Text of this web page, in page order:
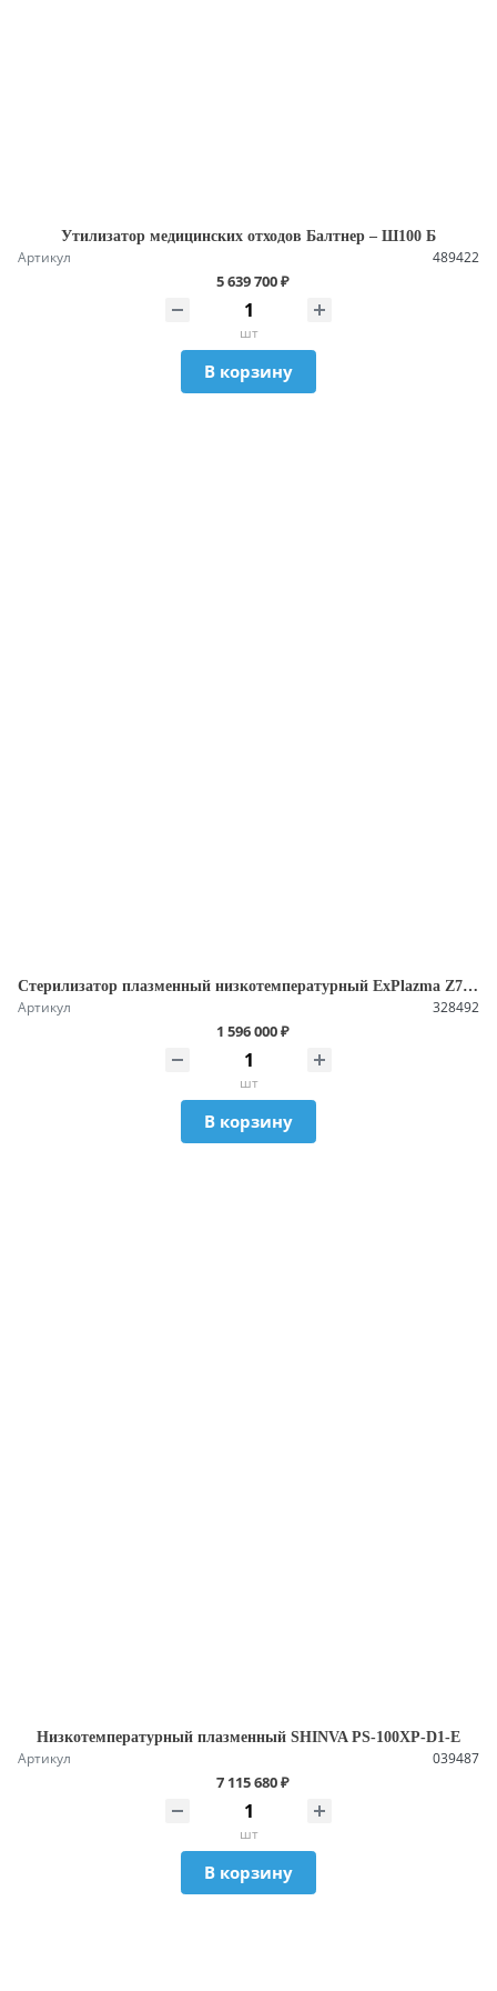
Утилизатор медицинских отходов Балтнер – Ш100 Б
Артикул 489422
5 639 700 ₽
шт
В корзину
Стерилизатор плазменный низкотемпературный ExPlazma Z7 CB-Z007C
Артикул 328492
1 596 000 ₽
шт
В корзину
Низкотемпературный плазменный SHINVA PS-100XP-D1-E
Артикул 039487
7 115 680 ₽
шт
В корзину